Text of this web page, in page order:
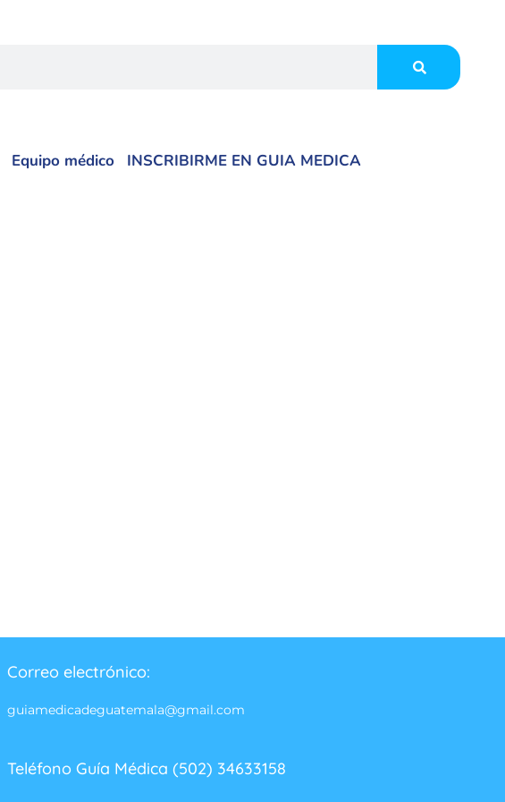
Equipo médico INSCRIBIRME EN GUIA MEDICA
Correo electrónico:
guiamedicadeguatemala@gmail.com
Teléfono Guía Médica (502) 34633158